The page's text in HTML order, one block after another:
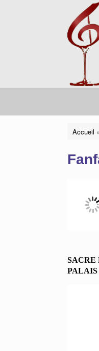
Accueil »
SACRE
PALAIS